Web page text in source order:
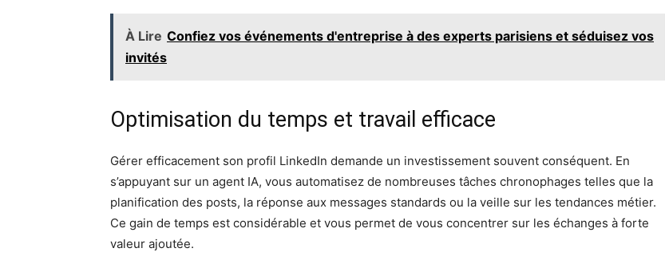
À Lire Confiez vos événements d'entreprise à des experts parisiens et séduisez vos
invités
Optimisation du temps et travail efficace
Gérer efficacement son profil LinkedIn demande un investissement souvent conséquent. En
s’appuyant sur un agent IA, vous automatisez de nombreuses tâches chronophages telles que la
planification des posts, la réponse aux messages standards ou la veille sur les tendances métier.
Ce gain de temps est considérable et vous permet de vous concentrer sur les échanges à forte
valeur ajoutée.